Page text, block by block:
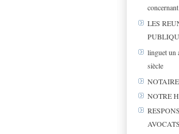
LES
linguet un
siècle
NOTAIRE
NOTRE
AVOCATS